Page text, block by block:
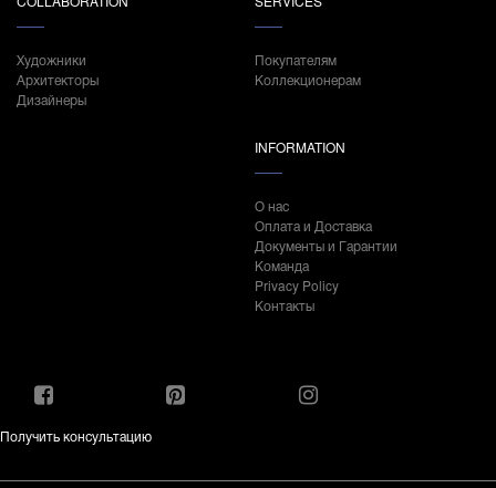
Художники
Архитекторы
Дизайнеры
Покупателям
Коллекционерам
INFORMATION
О нас
Оплата и Доставка
Документы и Гарантии
Команда
Privacy Policy
Контакты
Получить консультацию